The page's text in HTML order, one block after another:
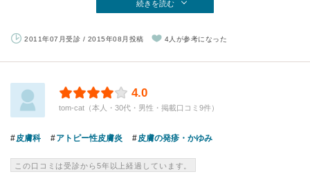
続きを読む
2011年07月受診 / 2015年08月投稿 4人が参考になった
4.0
tom-cat（本人・30代・男性・掲載口コミ9件）
皮膚科 アトピー性皮膚炎 皮膚の発疹・かゆみ
この口コミは受診から5年以上経過しています。